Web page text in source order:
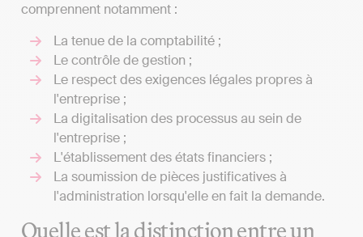
comprennent notamment :
La tenue de la comptabilité ;
Le contrôle de gestion ;
Le respect des exigences légales propres à
l'entreprise ;
La digitalisation des processus au sein de
l'entreprise ;
L'établissement des états financiers ;
La soumission de pièces justificatives à
l'administration lorsqu'elle en fait la demande.
Quelle est la distinction entre un